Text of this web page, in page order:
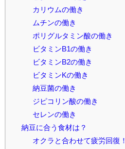
カリウムの働き
ムチンの働き
ポリグルタミン酸の働き
ビタミンB1の働き
ビタミンB2の働き
ビタミンKの働き
納豆菌の働き
ジピコリン酸の働き
セレンの働き
納豆に合う食材は？
オクラと合わせて疲労回復！